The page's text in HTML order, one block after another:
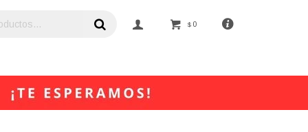
$ 0